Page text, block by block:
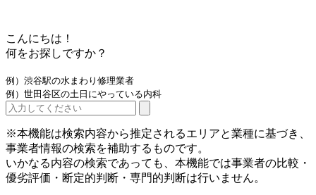
こんにちは！
何をお探しですか？
例）渋谷駅の水まわり修理業者
例）世田谷区の土日にやっている内科
※本機能は検索内容から推定されるエリアと業種に基づき、
事業者情報の検索を補助するものです。
いかなる内容の検索であっても、本機能では事業者の比較・
優劣評価・断定的判断・専門的判断は行いません。